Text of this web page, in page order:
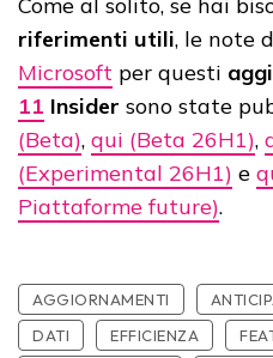
Come al solito, se hai
riferimenti utili, le note
Microsoft per questi
11 Insider sono state
(Beta), qui (Beta 26H1),
(Experimental 26H1) e
Piattaforme future).
AGGIORNAMENTI
DATI
EFFICIENZA